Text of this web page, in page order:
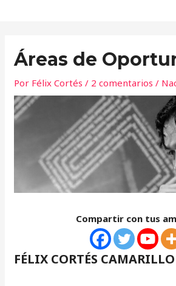
Áreas de
Por Félix Cortés/ 2 comentarios /
Compartir con tus
FÉLIX CORTÉS CAMARILLO